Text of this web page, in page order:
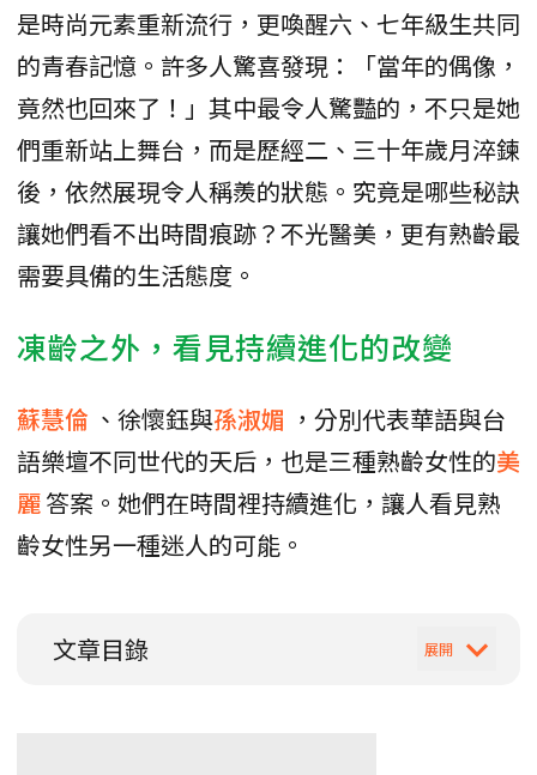
是時尚元素重新流行，更喚醒六、七年級生共同
的青春記憶。許多人驚喜發現：「當年的偶像，
竟然也回來了！」其中最令人驚豔的，不只是她
們重新站上舞台，而是歷經二、三十年歲月淬鍊
後，依然展現令人稱羨的狀態。究竟是哪些秘訣
讓她們看不出時間痕跡？不光醫美，更有熟齡最
需要具備的生活態度。
凍齡之外，看見持續進化的改變
蘇慧倫 、徐懷鈺與孫淑媚 ，分別代表華語與台
語樂壇不同世代的天后，也是三種熟齡女性的美
麗答案。她們在時間裡持續進化，讓人看見熟
齡女性另一種迷人的可能。
文章目錄